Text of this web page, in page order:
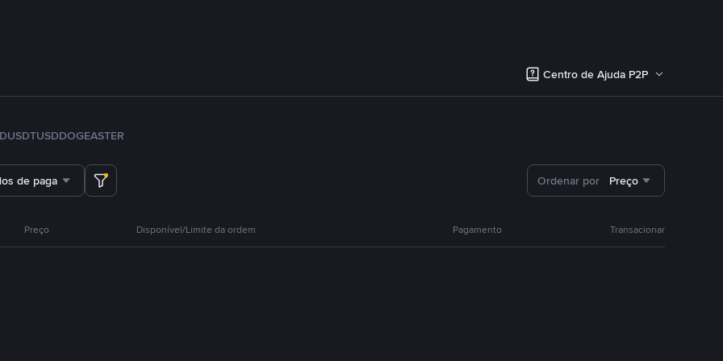
Centro de Ajuda P2P
TUSDDOGEASTER
de pagamento Ordenar por Preço
Preço Disponível/Limite da ordem Pagamento Transacionar